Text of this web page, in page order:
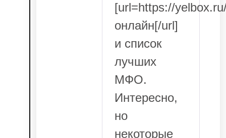
[url=https://
онлайн[/url]
и список
лучших
МФО.
Интересно,
но
некоторые